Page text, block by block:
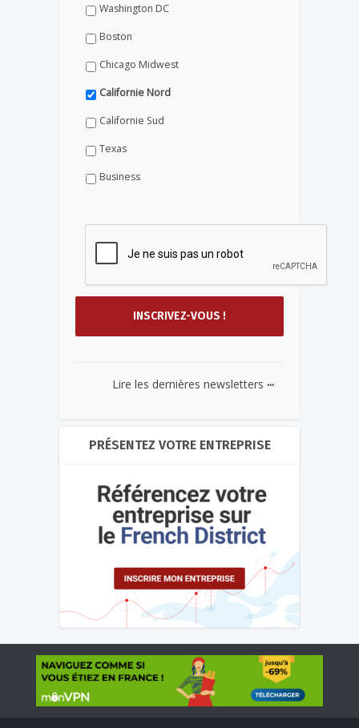
Washington DC
Boston
Chicago Midwest
Californie Nord
Californie Sud
Texas
Business
Lire les dernières newsletters ...
PRÉSENTEZ VOTRE ENTREPRISE